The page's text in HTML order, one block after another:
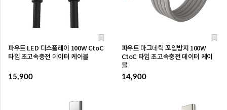
파우트 LED 디스플레이 100W CtoC
타입 초고속충전 데이터 케이블
15,900
파우트 마그네틱 꼬임방지 100W
CtoC 타입 초고속충전 데이터 케이
블
14,900